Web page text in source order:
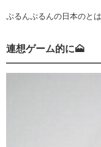
ぷるんぷるんの日本のと
連想ゲーム的に🗻